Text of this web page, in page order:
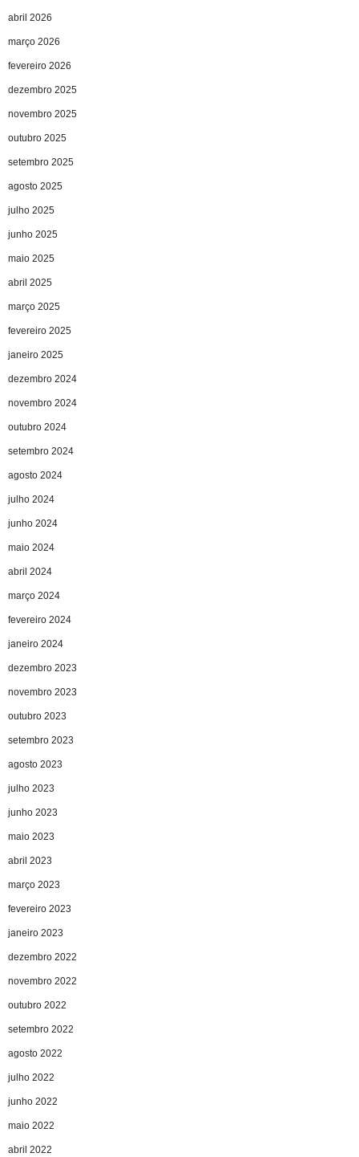
abril 2026
março 2026
fevereiro 2026
dezembro 2025
novembro 2025
outubro 2025
setembro 2025
agosto 2025
julho 2025
junho 2025
maio 2025
abril 2025
março 2025
fevereiro 2025
janeiro 2025
dezembro 2024
novembro 2024
outubro 2024
setembro 2024
agosto 2024
julho 2024
junho 2024
maio 2024
abril 2024
março 2024
fevereiro 2024
janeiro 2024
dezembro 2023
novembro 2023
outubro 2023
setembro 2023
agosto 2023
julho 2023
junho 2023
maio 2023
abril 2023
março 2023
fevereiro 2023
janeiro 2023
dezembro 2022
novembro 2022
outubro 2022
setembro 2022
agosto 2022
julho 2022
junho 2022
maio 2022
abril 2022